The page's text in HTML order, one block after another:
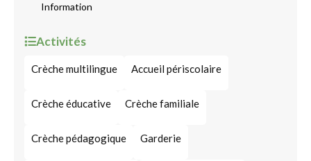
Information
Activités
Crèche multilingue Accueil périscolaire
Crèche éducative Crèche familiale
Crèche pédagogique Garderie